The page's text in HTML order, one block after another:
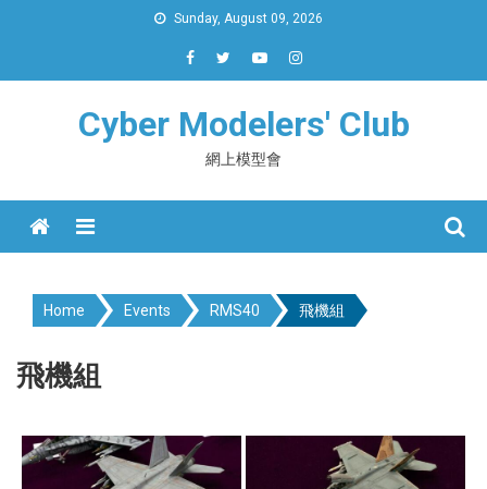
Sunday, August 09, 2026
Cyber Modelers' Club
網上模型會
Menu
Home Events RMS40 飛機組
飛機組